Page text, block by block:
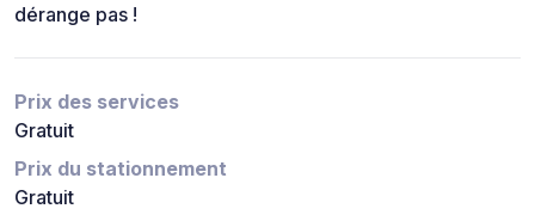
dérange pas !
Prix des services
Gratuit
Prix du stationnement
Gratuit